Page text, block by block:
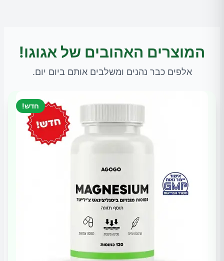
המוצרים האהובים של אגוגו!
אלפים כבר נהנים ומשלבים אותם ביום יום.
חדש!